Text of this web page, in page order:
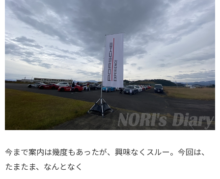
今まで案内は幾度もあったが、興味なくスルー。今回は、
たまたま、なんとなく